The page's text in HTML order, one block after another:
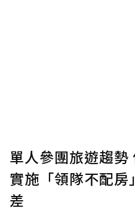
單人參團旅遊趨
實施「領隊不配
差